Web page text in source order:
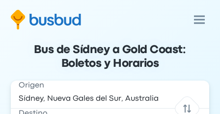
Bus de Sídney a Gold Coast:
Boletos y Horarios
Origen